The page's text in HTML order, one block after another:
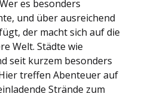
es besonders
und über ausreichend
der macht sich auf die
Welt. Städte wie
seit kurzem besonders
treffen Abenteuer auf
Strände zum